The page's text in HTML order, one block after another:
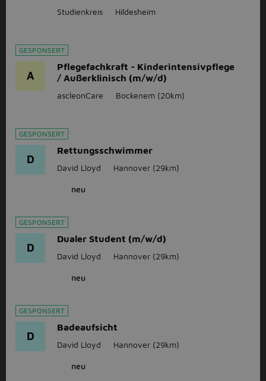
Studienkreis Hildesheim
GESPONSERT
A
Pflegefachkraft - Kinderintensivpflege
/ Außerklinisch (m/w/d)
ascleonCare Bockenem (20km)
GESPONSERT
D
Rettungsschwimmer
David Lloyd Hannover (29km)
neu
GESPONSERT
D
Dualer Student (m/w/d)
David Lloyd Hannover (29km)
neu
GESPONSERT
D
Badeaufsicht
David Lloyd Hannover (29km)
neu